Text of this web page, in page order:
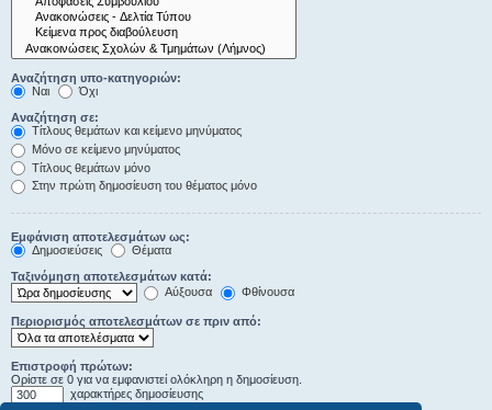
Αναζήτηση υπο-κατηγοριών:
Ναι
Όχι
Αναζήτηση σε:
Τίτλους θεμάτων και κείμενο μηνύματος
Μόνο σε κείμενο μηνύματος
Τίτλους θεμάτων μόνο
Στην πρώτη δημοσίευση του θέματος μόνο
Εμφάνιση αποτελεσμάτων ως:
Δημοσιεύσεις
Θέματα
Ταξινόμηση αποτελεσμάτων κατά:
Αύξουσα
Φθίνουσα
Περιορισμός αποτελεσμάτων σε πριν από:
Επιστροφή πρώτων:
Ορίστε σε 0 για να εμφανιστεί ολόκληρη η δημοσίευση.
χαρακτήρες δημοσίευσης